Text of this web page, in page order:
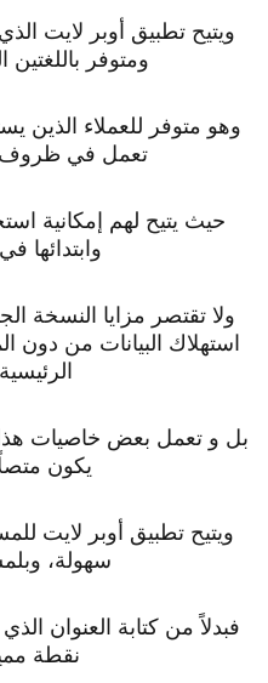
ومتوفر باللغتين
وهو متوفر للعملاء الذين
تعمل في ظروف
حيث يتيح لهم إمكانية
وابتدائها
ولا تقتصر مزايا النسخة
استهلاك البيانات من
بل و تعمل بعض خاصيات هذا
يكون
ويتيح تطبيق أوبر لايت
سهولة،
فبدلاً من كتابة العنوان
نقطة